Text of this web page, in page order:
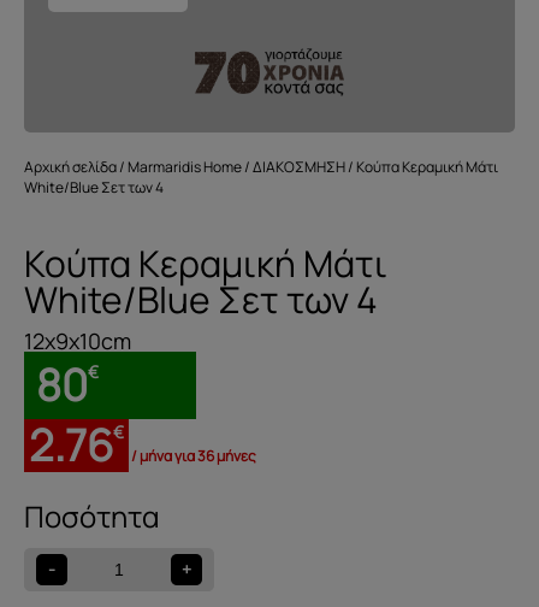
Αρχική σελίδα/ Marmaridis Home/ΔΙΑΚΟΣΜΗΣΗ/ Κούπα Κεραμική Μάτι
White/Blue Σετ των 4
Κούπα Κεραμική Μάτι
White/Blue Σετ των 4
12x9x10cm
80€
2.76€
/ μήνα για 36 μήνες
-
Κούπα
Κεραμική
Μάτι
White/Blue
+